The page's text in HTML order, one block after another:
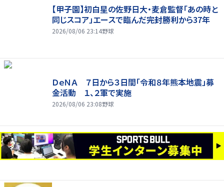
【甲子園】初白星の佐野日大・麦倉監督「あの時と
同じスコア」エースで臨んだ完封勝利から37年
2026/08/06 23:14野球
ＤｅＮＡ ７日から３日間「令和８年熊本地震」募
金活動 １、２軍で実施
2026/08/06 23:08野球